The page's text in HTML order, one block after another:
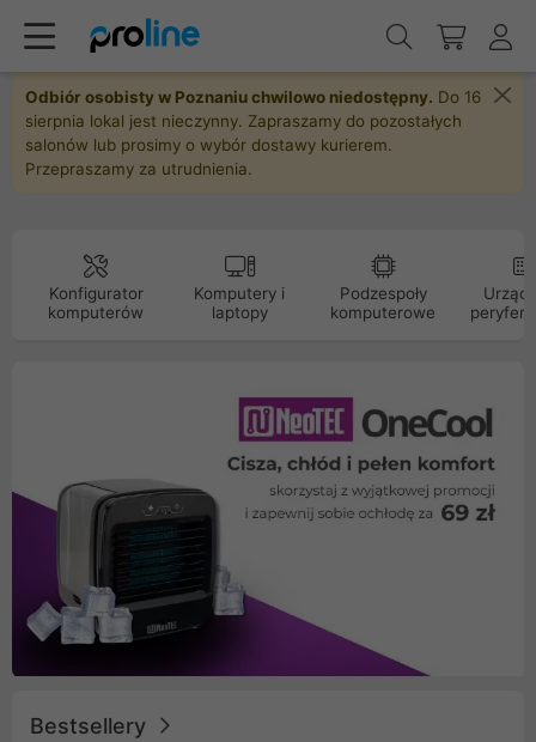
Odbiór osobisty w Poznaniu chwilowo niedostępny. Do 16
sierpnia lokal jest nieczynny. Zapraszamy do pozostałych
salonów lub prosimy o wybór dostawy kurierem.
Przepraszamy za utrudnienia.
Konfigurator
komputerów
Komputery i
laptopy
Podzespoły
komputerowe
Bestsellery